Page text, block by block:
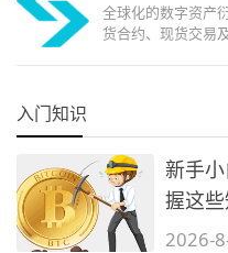
全球化的数字资产
货合约、现货交易
入门知识
新手
握这
2026-